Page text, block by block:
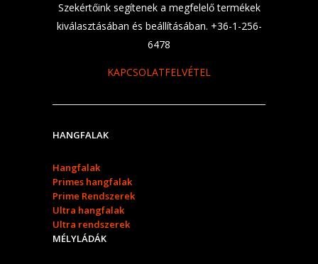
Szekértőink segítenek a megfelelő termékek
kiválasztásában és beállításában. +36-1-256-
6478
KAPCSOLATFELVÉTEL
HANGFALAK
Hangfalak
Primes hangfalak
Prime Rendszerek
Ultra hangfalak
Ultra rendszerek
MÉLYLÁDÁK